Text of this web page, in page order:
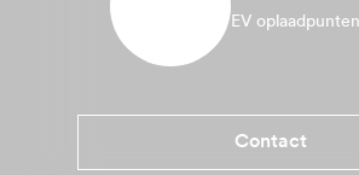
EV oplaadpunten
Contact